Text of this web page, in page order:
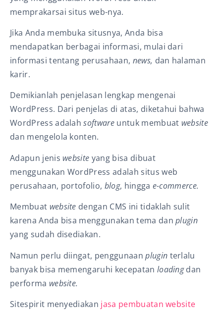
memprakarsai situs web-nya.
Jika Anda membuka situsnya, Anda bisa
mendapatkan berbagai informasi, mulai dari
informasi tentang perusahaan, news, dan halaman
karir.
Demikianlah penjelasan lengkap mengenai
WordPress. Dari penjelas di atas, diketahui bahwa
WordPress adalahsoftware untuk membuat website
dan mengelola konten.
Adapun jenis website yang bisa dibuat
menggunakan WordPress adalah situs web
perusahaan, portofolio, blog, hingga e-commerce.
Membuat website dengan CMS ini tidaklah sulit
karena Anda bisa menggunakan tema danplugin
yang sudah disediakan.
Namun perlu diingat, penggunaanplugin terlalu
banyak bisa memengaruhi kecepatan loadingdan
performa website.
Sitespirit menyediakan jasa pembuatan website